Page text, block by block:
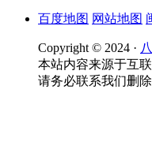
百度地图 网站地图
Copyright © 2024 ·
本站内容来源于互
请务必联系我们删